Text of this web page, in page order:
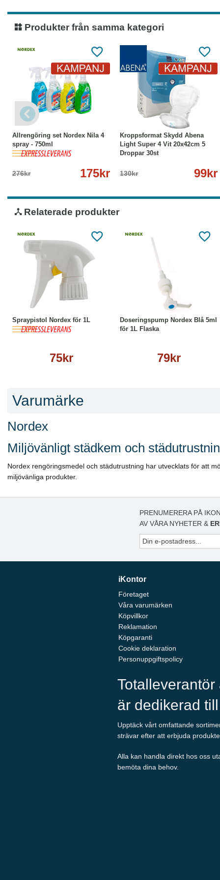
Produkter från samma kategori
Allrengöring set Nordex Nila 4
spray - 750ml
276kr 175kr
-37% Köp Läs mer
Kroppsformat Skydd Abena
Light Super 4 Vit 20x42cm 5
Droppar 30st
130kr 99kr
-24% Läs mer
Relaterade produkter
Spraypistol Nordex för 1L
75kr
Köp
Doseringspump Nordex Blå 5ml
för 1L Flaska
79kr
Varumärke
Nordex
Miljövänligt städkem och
Nordex rengöringsmedel och städutrustning har utvecklats för att
miljövänliga produkter.
PRENUMERERA PÅ
AV VÅRA NYHETER &
iKontor
Företaget
Våra varumärken
Köpvillkor
Reklamation
Köpgaranti
Cookie deklaration
Personuppgiftspolicy
är dedikerad
Upptäck vårt omfattande
strävar efter att erbjuda
Alla kan handla direkt hos oss
bemöta dina behov.